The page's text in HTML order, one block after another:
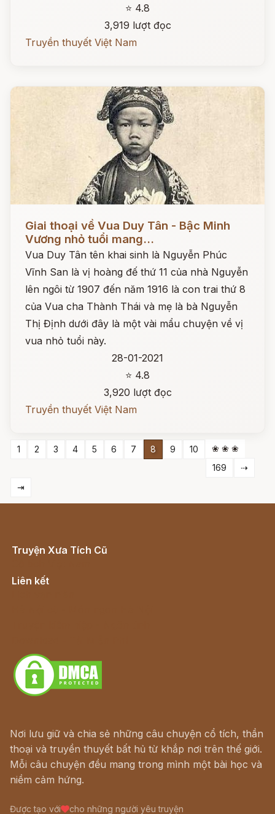
⭐ 4.8
3,919 lượt đọc
Truyền thuyết Việt Nam
Giai thoại về Vua Duy Tân - Bậc Minh
Vương nhỏ tuổi mang...
Vua Duy Tân tên khai sinh là Nguyễn Phúc
Vĩnh San là vị hoàng đế thứ 11 của nhà Nguyễn
lên ngôi từ 1907 đến năm 1916 là con trai thứ 8
của Vua cha Thành Thái và mẹ là bà Nguyễn
Thị Định dưới đây là một vài mẩu chuyện về vị
vua nhỏ tuổi này.
28-01-2021
⭐ 4.8
3,920 lượt đọc
Truyền thuyết Việt Nam
1 2 3 4 5 6 7 8 9 10
❀ ❀ ❀
169
⇢
⇥
Truyện Xưa Tích Cũ
Liên kết
Nơi lưu giữ và chia sẻ những câu chuyện cổ tích, thần
thoại và truyền thuyết bất hủ từ khắp nơi trên thế giới.
Mỗi câu chuyện đều mang trong mình một bài học và
niềm cảm hứng.
Được tạo với cho những người yêu truyện